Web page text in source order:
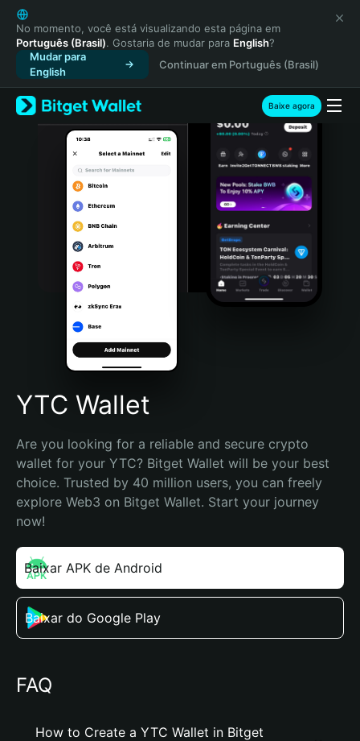
English
日本語
Tiếng Việt
Русский
Español (Latinoamérica)
Türkçe
Italiano
Português (Portugal)
Bahasa Indonesia
Português (Brasil)
Español (Argentina)
No momento, você está visualizando esta página em
Português (Brasil). Gostaria de mudar para English?
Mudar para
English
Continuar em Português (Brasil)
Baixe agora
YTC Wallet
Are you looking for a reliable and secure crypto
wallet for your YTC? Bitget Wallet will be your best
choice. Trusted by 40 million users, you can freely
explore Web3 on Bitget Wallet. Start your journey
now!
Baixar APK de Android
Baixar do Google Play
FAQ
How to Create a YTC Wallet in Bitget